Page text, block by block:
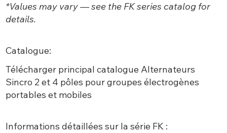
*Values may vary — see the FKseries catalog for
details.
Catalogue:
Télécharger principal catalogue Alternateurs
Sincro 2 et 4 pôles pour groupes électrogènes
portables et mobiles
Informations détaillées sur la série FK :